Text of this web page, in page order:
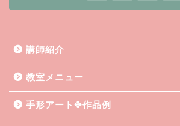
講師紹介
教室メニュー
手形アート✤作品例